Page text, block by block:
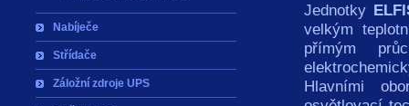
Nabíječe
Střídače
Záložní zdroje UPS
Jednotky
velkým
přímým
Hlavními